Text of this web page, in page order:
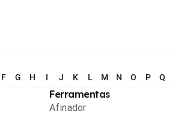
F G H I J K L M N O P Q
Ferramentas
Afinador